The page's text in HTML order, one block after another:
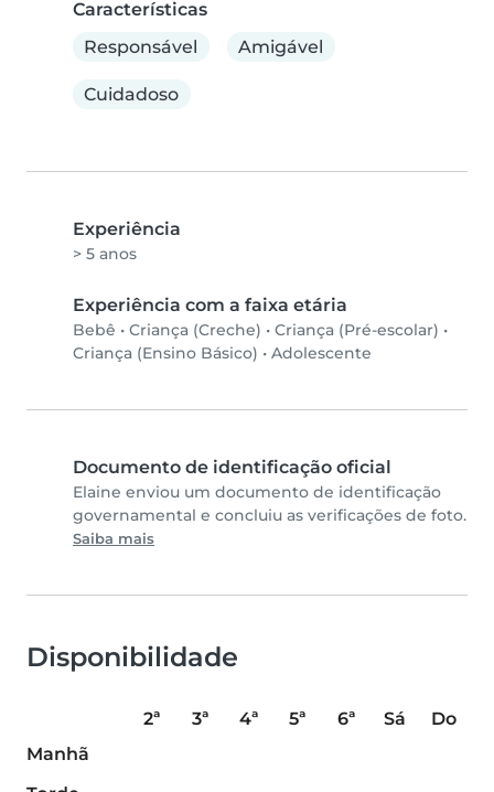
Características
Responsável
Amigável
Cuidadoso
Experiência
> 5 anos
Experiência com a faixa etária
Bebê • Criança (Creche) • Criança (Pré-escolar) •
Criança (Ensino Básico) • Adolescente
Documento de identificação oficial
Elaine enviou um documento de identificação
governamental e concluiu as verificações de foto.
Saiba mais
Disponibilidade
2ª 3ª 4ª 5ª 6ª Sá
Do
Manhã